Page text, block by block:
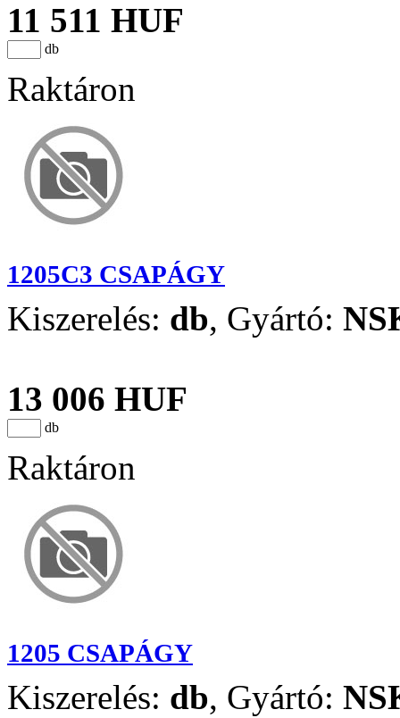
11 511 HUF
db
Raktáron
1205C3 CSAPÁGY
Kiszerelés: db, Gyártó:
13 006 HUF
db
Raktáron
1205 CSAPÁGY
Kiszerelés: db, Gyártó: